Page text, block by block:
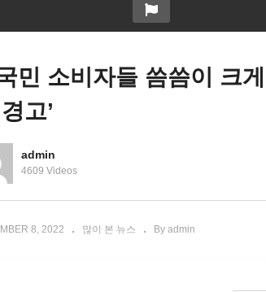
조기인출
민 소비자들 씀씀이 크
고’
admin
4609 Videos
8, 2022 많이 본 뉴스 By admin